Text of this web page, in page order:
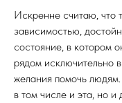
Искренне считаю, что
зависимостью,
состояние, в котором
рядом исключительно
желания помочь
в том числе и эта, но